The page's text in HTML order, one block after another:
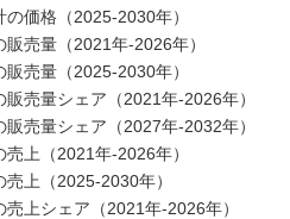
価格（2025-2030年）
売量（2021年-2026年）
売量（2025-2030年）
売量シェア（2021年-2026年）
売量シェア（2027年-2032年）
上（2021年-2026年）
上（2025-2030年）
上シェア（2021年-2026年）